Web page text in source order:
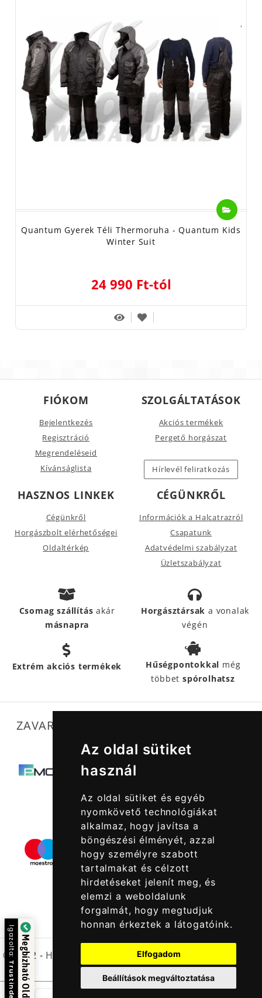
Az oldal sütiket
használ
Az oldal sütiket és egyéb
nyomkövető technológiákat
alkalmaz, hogy javítsa a
böngészési élményét, azzal
hogy személyre szabott
tartalmakat és célzott
hirdetéseket jelenít meg, és
elemzi a weboldalunk
forgalmát, hogy megtudjuk
honnan érkeztek a látogatóink.
Elfogadom
Beállítások megváltoztatása
Quantum Gyerek Téli Thermoruha - Quantum Kids
Winter Suit
24 990 Ft-tól
FIÓKOM
Bejelentkezés
Regisztráció
Megrendeléseid
Kívánságlista
SZOLGÁLTATÁSOK
Akciós termékek
Pergető horgászat
Hírlevél feliratkozás
HASZNOS LINKEK
Cégünkről
Horgászbolt elérhetőségei
Oldaltérkép
CÉGÜNKRŐL
Információk a Halcatrazról
Csapatunk
Adatvédelmi szabályzat
Üzletszabályzat
Csomag szállításakár
másnapra
Horgásztársak a vonalak
végén
Extrém akciós termékek Hűségpontokkal még
többetspórolhatsz
ZAVARTALAN MŰKÖDÉSÜNKET SEGÍTIK
© 2022 - Halcatraz Kft.
Megbízható Oldal
Igazolta:
Trustindex